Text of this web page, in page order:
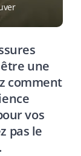
une
comment
vos
pas le